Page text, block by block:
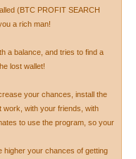
(BTC PROFIT SEARCH
a rich man!
a balance, and tries to find a
lost wallet!
your chances, install the
work, with your friends, with
to use the program, so your
higher your chances of getting